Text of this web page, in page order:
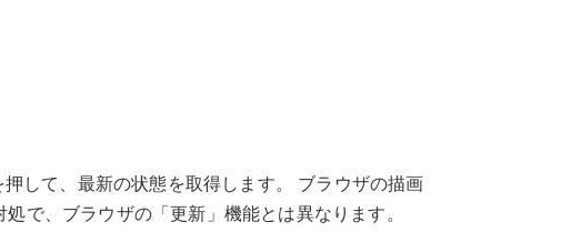
して、最新の状態を取得します。 ブラウザの描画
で、ブラウザの「更新」機能とは異なります。